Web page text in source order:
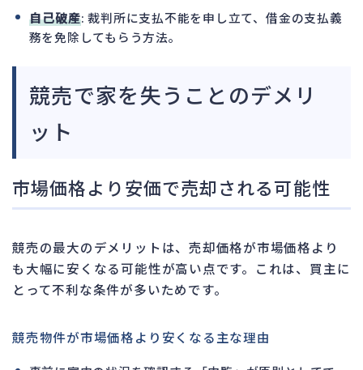
自己破産: 裁判所に支払不能を申し立て、借金の支払義
務を免除してもらう方法。
競売で家を失うことのデメリ
ット
市場価格より安価で売却される可能性
競売の最大のデメリットは、売却価格が市場価格より
も大幅に安くなる可能性が高い点です。これは、買主に
とって不利な条件が多いためです。
競売物件が市場価格より安くなる主な理由